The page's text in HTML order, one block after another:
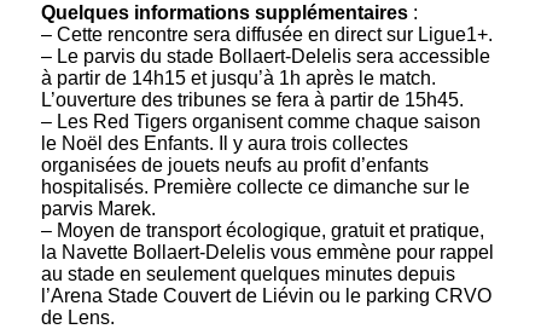
Quelques informations supplémentaires :
– Cette rencontre sera diffusée en direct sur Ligue1+.
– Le parvis du stade Bollaert-Delelis sera accessible
à partir de 14h15 et jusqu’à 1h après le match.
L’ouverture des tribunes se fera à partir de 15h45.
– Les Red Tigers organisent comme chaque saison
le Noël des Enfants. Il y aura trois collectes
organisées de jouets neufs au profit d’enfants
hospitalisés. Première collecte ce dimanche sur le
parvis Marek.
– Moyen de transport écologique, gratuit et pratique,
la Navette Bollaert-Delelis vous emmène pour rappel
au stade en seulement quelques minutes depuis
l’Arena Stade Couvert de Liévin ou le parking CRVO
de Lens.